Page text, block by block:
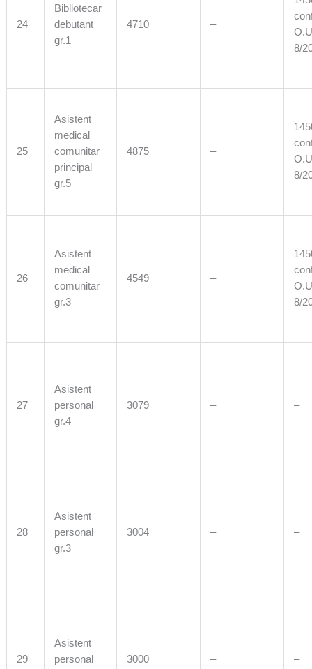
24
Bibliotecar
debutant
gr.1
4710 –
8/
25
Asistent
medical
comunitar
principal
gr.5
4875 –
8/
26
Asistent
medical
comunitar
gr.3
4549 –
8/
27
Asistent
personal
gr.4
3079 – –
28
Asistent
personal
gr.3
3004 – –
29
Asistent
personal
3000 – –